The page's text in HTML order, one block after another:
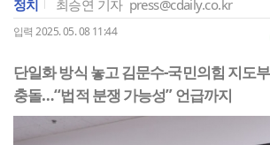
정치 최승연 기자 press@cdaily.co.kr
입력 2025. 05. 08 11:44
단일화 방식 놓고 김문수-국민의힘 지도
충돌…“법적 분쟁 가능성” 언급까지